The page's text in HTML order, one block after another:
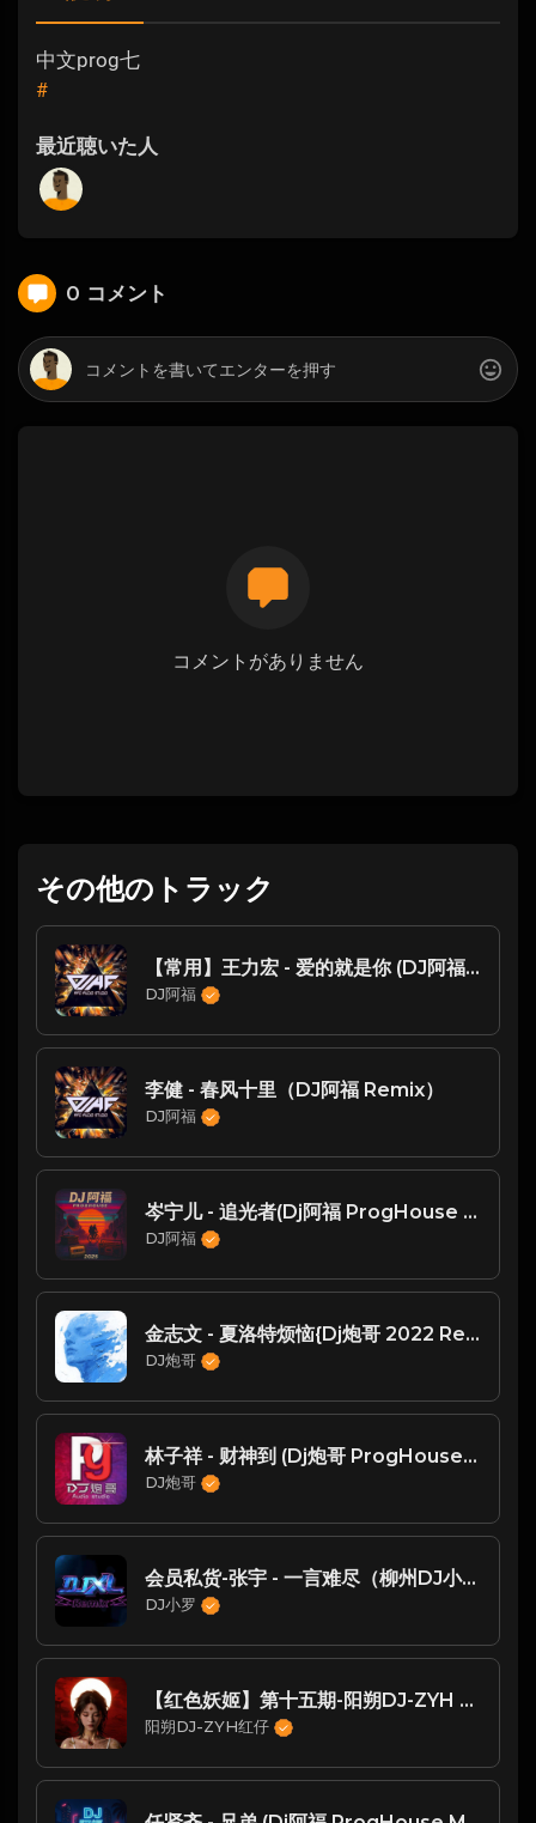
中文prog七
#
最近聴いた人
0 コメント
コメントがありません
その他のトラック
【常用】王力宏 - 爱的就是你 (DJ阿福 Remix)Ghost
DJ阿福
李健 - 春风十里（DJ阿福 Remix）
DJ阿福
岑宁儿 - 追光者(Dj阿福 ProgHouse Mix国语女)
DJ阿福
金志文 - 夏洛特烦恼{Dj炮哥 2022 Remix}
DJ炮哥
林子祥 - 财神到 (Dj炮哥 ProgHouse Rmx 2021)
DJ炮哥
会员私货-张宇 - 一言难尽（柳州DJ小罗 FunKyHouse Mix）
DJ小罗
【红色妖姬】第十五期-阳朔DJ-ZYH Remix
阳朔DJ-ZYH红仔